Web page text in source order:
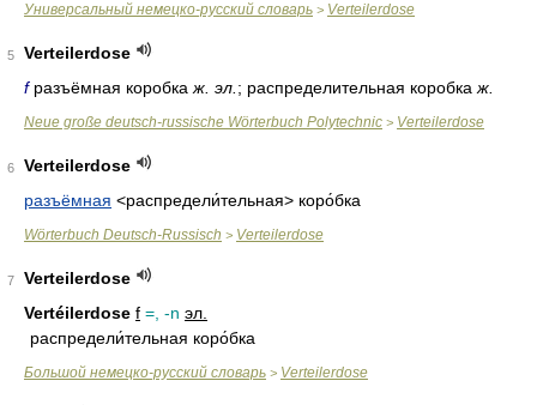
Универсальный немецко-русский словарь > Verteilerdose
5
Verteilerdose
fразъёмная коробка ж. эл. ; распределительная коробка ж.
Neue große deutsch-russische Wörterbuch Polytechnic > Verteilerdose
6
Verteilerdose
разъёмная <распредели́тельная> коро́бка
Wörterbuch Deutsch-Russisch > Verteilerdose
7
Verteilerdose
Vertéilerdose f =, -n эл.
распредели́тельная коро́бка
Большой немецко-русский словарь > Verteilerdose